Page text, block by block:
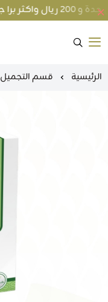
الرئيسية قسم التجميل